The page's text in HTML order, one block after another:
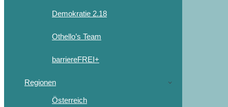
Demokratie 2.18
Othello’s Team
barriereFREI+
Regionen
Österreich